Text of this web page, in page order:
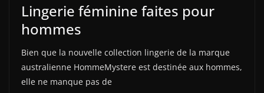
Lingerie féminine faites pour
hommes
Bien que la nouvelle collection lingerie de la marque
australienne HommeMystere est destinée aux hommes,
elle ne manque pas de